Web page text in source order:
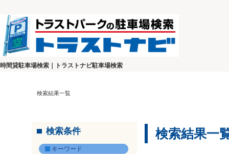
時間貸駐車場検索｜トラストナビ駐車場検索
検索結果一覧
検索条件
キーワード
検索結果一